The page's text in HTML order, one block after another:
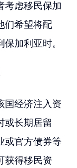
考虑移民保加
们希望将配
加利亚时。
国经济注入资
或长期居留
或官方债券等
获得移民资